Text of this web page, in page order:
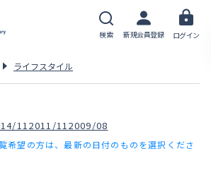
検索 新規会員登録 ログイン
ライフスタイル
112011/112009/08
希望の方は、最新の日付のものを選択くださ